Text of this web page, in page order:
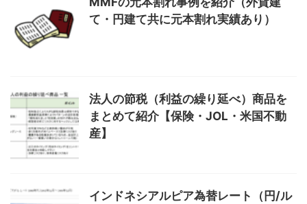
て・円建て共に元本割れ実績あり）
法人の節税（利益の繰り延べ）商品を
まとめて紹介【保険・JOL・米国不動
産】
インドネシアルピア為替レート（円/ル